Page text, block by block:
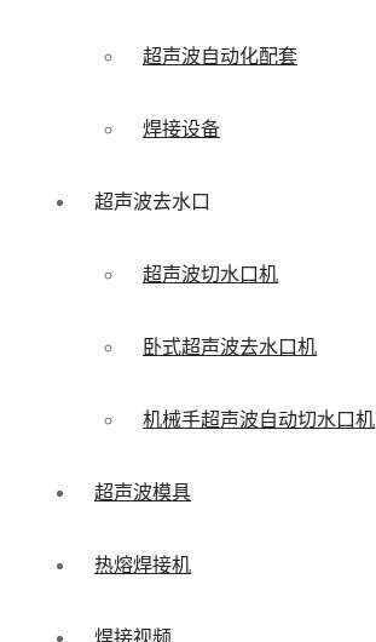
超声波自动化配套
焊接设备
超声波去水口
超声波切水口机
卧式超声波去水口机
机械手超声波自动切水口机
超声波模具
热熔焊接机
焊接视频